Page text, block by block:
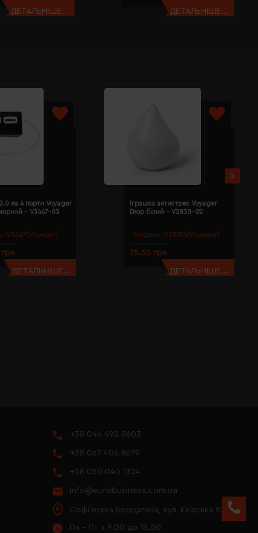
ДЕТАЛЬНІШЕ... ДЕТАЛЬНІШЕ...
V3447(Voyager)
на 4 порти Voyager
- V3447-03
ДЕТАЛЬНІШЕ...
Модель: V2830(Voyager)
Іграшка антистрес Voyager
Drop білий - V2830-02
75.55 грн
ДЕТАЛЬНІШЕ...
+38 044 492 8603
+38 067 406 8679
+38 050 040 1324
info@eurobusiness.com.ua
Софіївська Борщагівка, вул. Київська 97
Пн - Пт з 9.00 до 18.00